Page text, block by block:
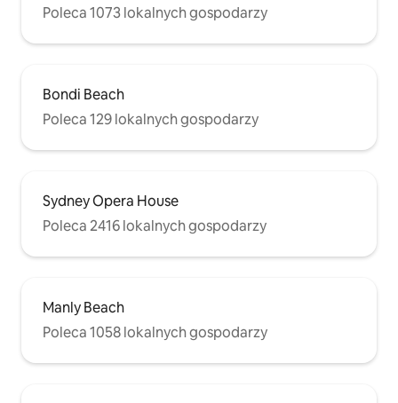
Poleca 1073 lokalnych gospodarzy
Bondi Beach
Poleca 129 lokalnych gospodarzy
Sydney Opera House
Poleca 2416 lokalnych gospodarzy
Manly Beach
Poleca 1058 lokalnych gospodarzy